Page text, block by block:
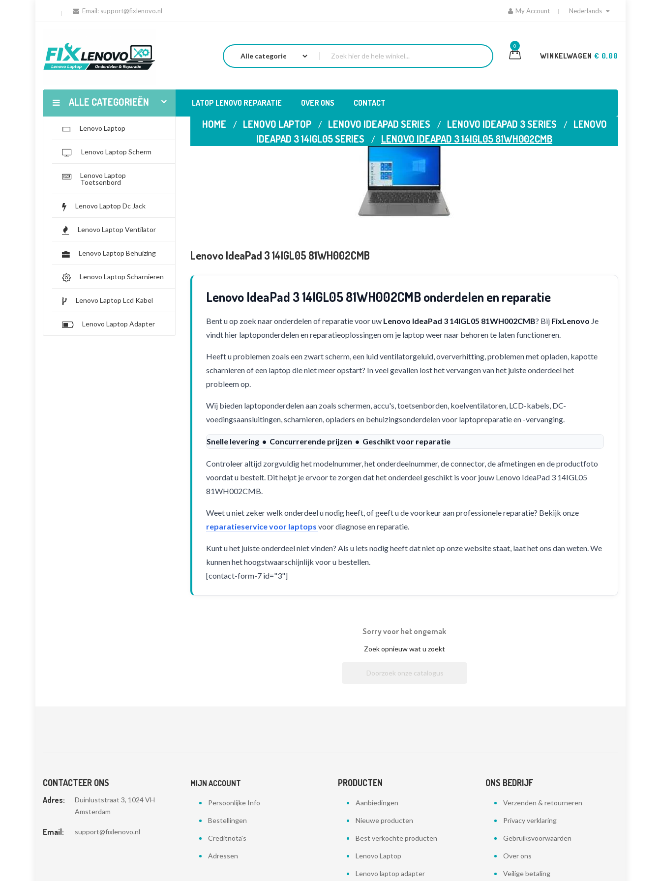
Email: support@fixlenovo.nl My Account Nederlands
0
WINKELWAGEN € 0,00
ALLE CATEGORIEËN LATOP LENOVO REPARATIE OVER ONS CONTACT
Lenovo Laptop
Lenovo Laptop Scherm
Lenovo Laptop
Toetsenbord
Lenovo Laptop Dc Jack
Lenovo Laptop Ventilator
Lenovo Laptop Behuizing
Lenovo Laptop Scharnieren
Lenovo Laptop Lcd Kabel
Lenovo Laptop Adapter
HOME LENOVO LAPTOP LENOVO IDEAPAD SERIES LENOVO IDEAPAD 3 SERIES
LENOVO
IDEAPAD 3 14IGL05 SERIES
LENOVO IDEAPAD 3 14IGL05 81WH002CMB
Lenovo IdeaPad 3 14IGL05 81WH002CMB
Lenovo IdeaPad 3 14IGL05 81WH002CMB onderdelen en reparatie
Bent u op zoek naar onderdelen of reparatie voor uw Lenovo IdeaPad 3 14IGL05 81WH002CMB? Bij FixLenovo Je
vindt hier laptoponderdelen en reparatieoplossingen om je laptop weer naar behoren te laten functioneren.
Heeft u problemen zoals een zwart scherm, een luid ventilatorgeluid, oververhitting, problemen met opladen, kapotte
scharnieren of een laptop die niet meer opstart? In veel gevallen lost het vervangen van het juiste onderdeel het
probleem op.
Wij bieden laptoponderdelen aan zoals schermen, accu's, toetsenborden, koelventilatoren, LCD-kabels, DC-
voedingsaansluitingen, scharnieren, opladers en behuizingsonderdelen voor laptopreparatie en -vervanging.
Snelle levering • Concurrerende prijzen • Geschikt voor reparatie
Controleer altijd zorgvuldig het modelnummer, het onderdeelnummer, de connector, de afmetingen en de productfoto
voordat u bestelt. Dit helpt je ervoor te zorgen dat het onderdeel geschikt is voor jouw Lenovo IdeaPad 3 14IGL05
81WH002CMB.
Weet u niet zeker welk onderdeel u nodig heeft, of geeft u de voorkeur aan professionele reparatie? Bekijk onze
reparatieservice voor laptops voor diagnose en reparatie.
Kunt u het juiste onderdeel niet vinden? Als u iets nodig heeft dat niet op onze website staat, laat het ons dan weten. We
kunnen het hoogstwaarschijnlijk voor u bestellen.
[contact-form-7 id="3"]
Sorry voor het ongemak
Zoek opnieuw wat u zoekt
CONTACTEER ONS
Adres:
Duinluststraat 3, 1024 VH
Amsterdam
Email: support@fixlenovo.nl
MIJN ACCOUNT
Persoonlijke Info
Bestellingen
Creditnota's
Adressen
PRODUCTEN
Aanbiedingen
Nieuwe producten
Best verkochte producten
Lenovo Laptop
Lenovo laptop adapter
ONS BEDRIJF
Verzenden & retourneren
Privacy verklaring
Gebruiksvoorwaarden
Over ons
Veilige betaling